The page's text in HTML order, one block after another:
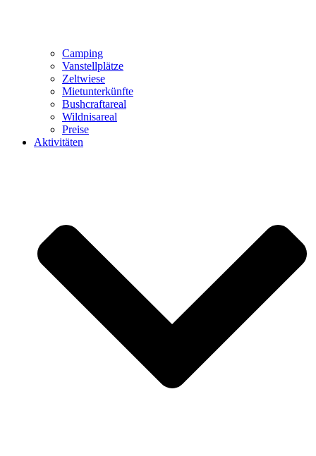
Camping
Vanstellplätze
Zeltwiese
Mietunterkünfte
Bushcraftareal
Wildnisareal
Preise
Aktivitäten